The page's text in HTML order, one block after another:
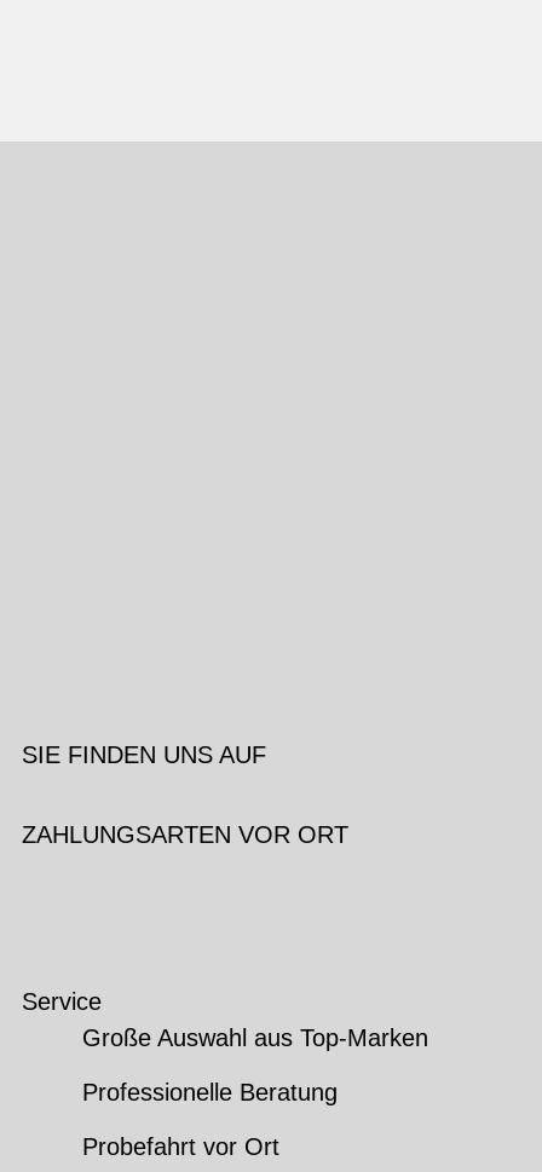
SIE FINDEN UNS AUF
ZAHLUNGSARTEN VOR ORT
Service
Große Auswahl aus Top-Marken
Professionelle Beratung
Probefahrt vor Ort